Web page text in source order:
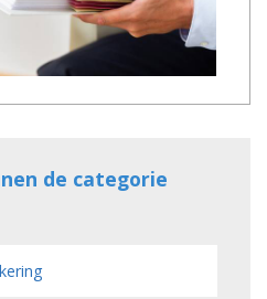
de categorie